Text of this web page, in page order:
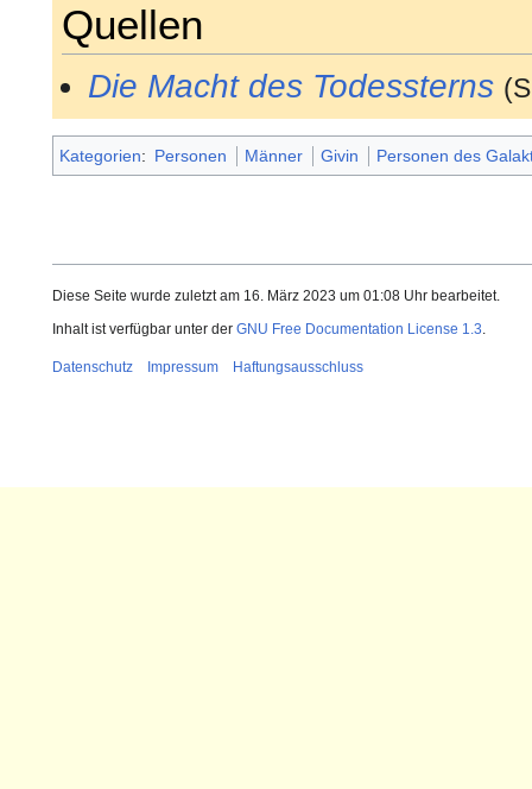
Quellen
Die Macht des Todessterns
Kategorien: Personen Männer Givin Personen des
Diese Seite wurde zuletzt am 16. März 2023 um 01:08 Uhr bearbeitet.
Inhalt ist verfügbar unter der GNU Free Documentation License 1.3.
Datenschutz Impressum Haftungsausschluss